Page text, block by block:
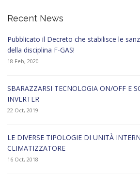
Recent News
Pubblicato il Decreto che stabilisce le
della disciplina F-GAS!
18 Feb, 2020
SBARAZZARSI TECNOLOGIA ON/OFF E
INVERTER
22 Oct, 2019
LE DIVERSE TIPOLOGIE DI UNITÀ
CLIMATIZZATORE
16 Oct, 2018